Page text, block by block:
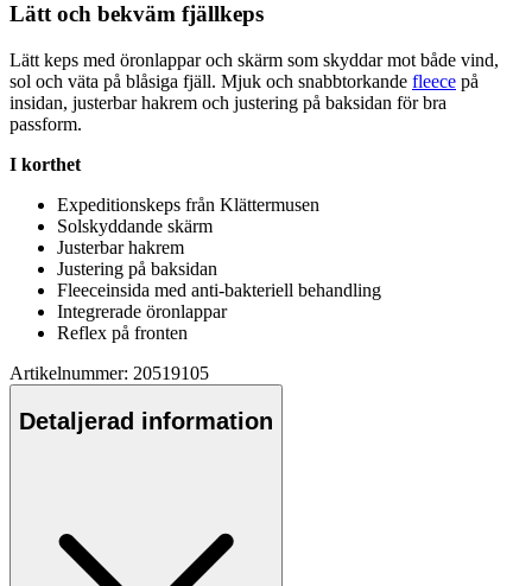
Lätt och bekväm fjällkeps
Lätt keps med öronlappar och skärm som skyddar mot både vind,
sol och väta på blåsiga fjäll. Mjuk och snabbtorkande fleece på
insidan, justerbar hakrem och justering på baksidan för bra
passform.
I korthet
Expeditionskeps från Klättermusen
Solskyddande skärm
Justerbar hakrem
Justering på baksidan
Fleeceinsida med anti-bakteriell behandling
Integrerade öronlappar
Reflex på fronten
Artikelnummer: 20519105
Detaljerad information